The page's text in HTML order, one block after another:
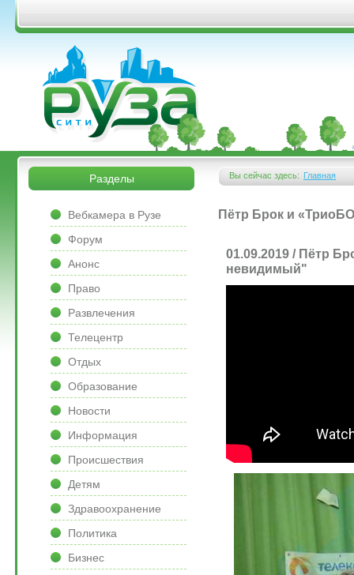
Перейти к основному содержанию
&bsps;
&bsps;
Вы сейчас здесь:
Вы здесь
Главная
Пётр Брок и
01.09.2019 / Пётр
невидимый"
Разделы
Вебкамера в Рузе
Форум
Анонс
Право
Развлечения
Телецентр
Отдых
Образование
Новости
Информация
Происшествия
Детям
Здравоохранение
Политика
Бизнес